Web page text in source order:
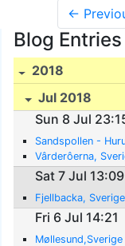
←
Blog Entries
2018
Jul 2018
Sun 8 Jul
Sandspollen -
Vârderôerna,
Sat 7 Jul 13:09
Fjellbacka, Sverige
Fri 6 Jul 14:21
Møllesund,Sverige